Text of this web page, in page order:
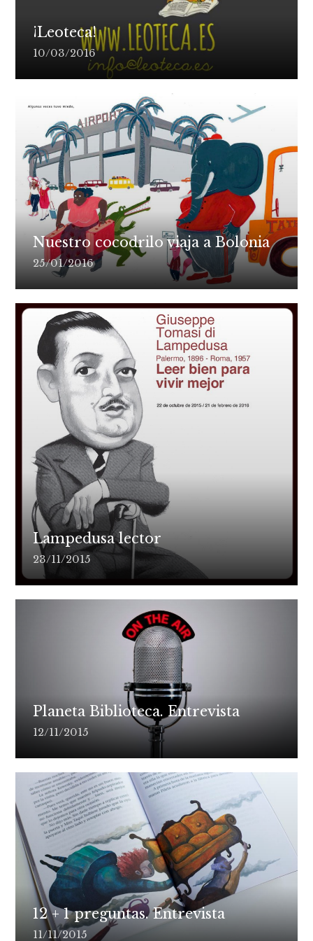
¡Leoteca!
10/03/2016
Nuestro cocodrilo viaja a Bolonia
25/01/2016
Lampedusa lector
23/11/2015
Planeta Biblioteca. Entrevista
12/11/2015
12 + 1 preguntas. Entrevista
11/11/2015